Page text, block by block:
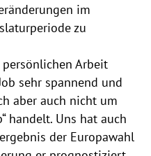
im
zu
Arbeit
sehr spannend und
aber auch nicht um
handelt. Uns hat auch
der Europawahl